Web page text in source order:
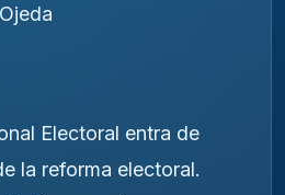
Electoral entra de
la reforma electoral.